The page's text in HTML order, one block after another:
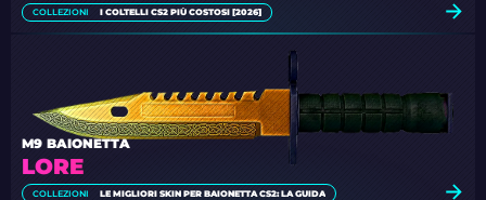
COLLEZIONI I COLTELLI CS2 PIÙ COSTOSI [2026]
LORE
M9 BAIONETTA
COLLEZIONI LE MIGLIORI SKIN PER BAIONETTA CS2: LA GUIDA